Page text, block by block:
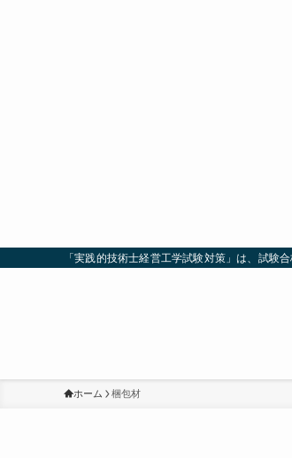
「実践的技術士経営工学試験対策」は、試験
ホーム 梱包材